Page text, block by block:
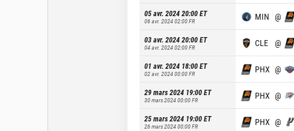
05 avr. 2024 20:00ET
06 avr. 2024 02:00FR MIN @
03 avr. 2024 20:00ET
04 avr. 2024 02:00FR CLE @
01 avr. 2024 18:00ET
02 avr. 2024 00:00FR PHX @
29 mars 2024 19:00ET
30 mars 2024 00:00FR PHX @
25 mars 2024 19:00ET
26 mars 2024 00:00FR PHX @